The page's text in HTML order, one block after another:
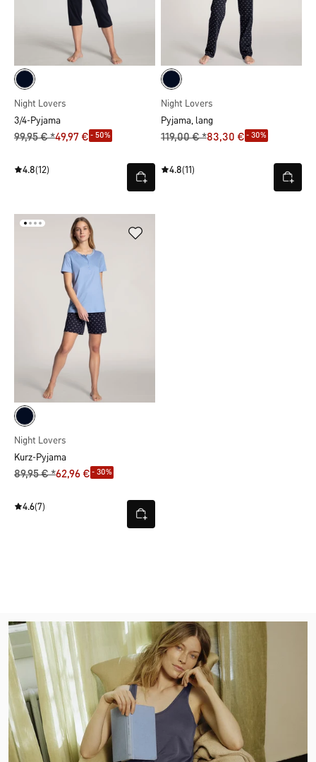
Night Lovers
3/4-Pyjama
99,95 € *49,97 € - 50%
4.8(12)
Night Lovers
Pyjama, lang
119,00 € *83,30 € - 30%
4.8(11)
Night Lovers
Kurz-Pyjama
89,95 € *62,96 € - 30%
4.6(7)